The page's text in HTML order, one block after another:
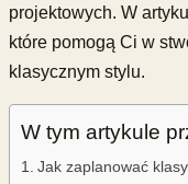
projektowych. W
które pomogą Ci w
klasycznym stylu.
W tym artykule
Jak zaplanować